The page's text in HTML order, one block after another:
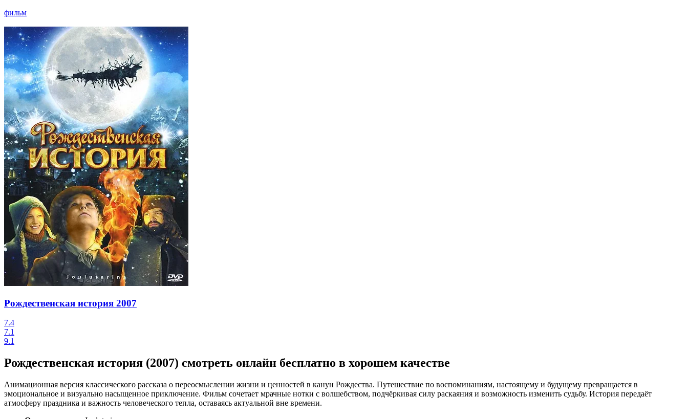
фильм
Рождественская история 2007
7.4
7.1
9.1
Рождественская история (2007) смотреть онлайн бесплатно в хорошем качестве
Анимационная версия классического рассказа о переосмыслении жизни и ценностей в канун Рождества. Путешествие по воспоминаниям, настоящему и будущему превращается в
эмоциональное и визуально насыщенное приключение. Фильм сочетает мрачные нотки с волшебством, подчёркивая силу раскаяния и возможность изменить судьбу. История передаёт
атмосферу праздника и важность человеческого тепла, оставаясь актуальной вне времени.